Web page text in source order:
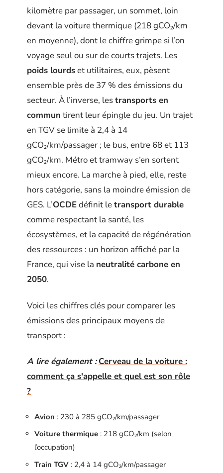
kilomètre par passager, un sommet, loin
devant la voiture thermique (218 gCO₂/km
en moyenne), dont le chiffre grimpe si l’on
voyage seul ou sur de courts trajets. Les
poids lourdset utilitaires, eux, pèsent
ensemble près de 37 % des émissions du
secteur. À l’inverse, lestransports en
commun tirent leur épingle du jeu. Un trajet
en TGV se limite à 2,4 à 14
gCO₂/km/passager ; le bus, entre 68 et 113
gCO₂/km. Métro et tramway s’en sortent
mieux encore. La marche à pied, elle, reste
hors catégorie, sans la moindre émission de
GES. L’OCDEdéfinit letransport durable
comme respectant la santé, les
écosystèmes, et la capacité de régénération
des ressources : un horizon affiché par la
France, qui vise la neutralité carbone en
2050.
Voici les chiffres clés pour comparer les
émissions des principaux moyens de
transport :
A lire également : Cerveau de la voiture :
comment ça s'appelle et quel est son rôle
?
Avion : 230 à 285 gCO₂/km/passager
Voiture thermique : 218 gCO₂/km (selon
l’occupation)
Train TGV : 2,4 à 14 gCO₂/km/passager